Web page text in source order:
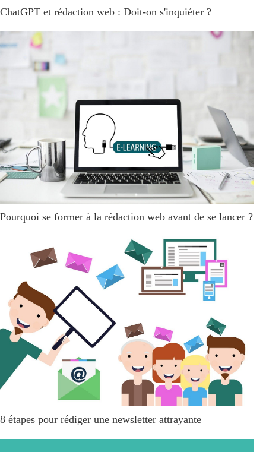
ChatGPT et rédaction web : Doit-on s'inquiéter ?
Pourquoi se former à la rédaction web avant de se lancer ?
8 étapes pour rédiger une newsletter attrayante